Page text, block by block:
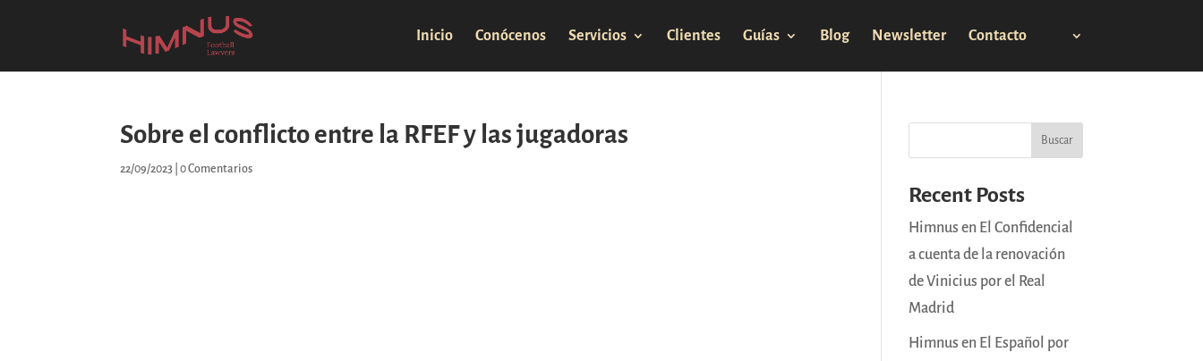
Inicio Conócenos Servicios Clientes Guías Blog Newsletter Contacto
Sobre el conflicto entre la RFEF y las jugadoras
22/09/2023 |0 Comentarios
Buscar
Recent Posts
Himnus en El Confidencial
a cuenta de la renovación
de Vinicius por el Real
Madrid
Himnus en El Español por